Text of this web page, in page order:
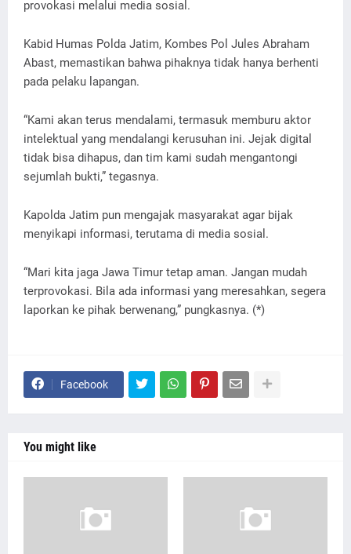
provokasi melalui media sosial.
Kabid Humas Polda Jatim, Kombes Pol Jules Abraham
Abast, memastikan bahwa pihaknya tidak hanya berhenti
pada pelaku lapangan.
“Kami akan terus mendalami, termasuk memburu aktor
intelektual yang mendalangi kerusuhan ini. Jejak digital
tidak bisa dihapus, dan tim kami sudah mengantongi
sejumlah bukti,” tegasnya.
Kapolda Jatim pun mengajak masyarakat agar bijak
menyikapi informasi, terutama di media sosial.
“Mari kita jaga Jawa Timur tetap aman. Jangan mudah
terprovokasi. Bila ada informasi yang meresahkan, segera
laporkan ke pihak berwenang,” pungkasnya. (*)
Facebook
You might like